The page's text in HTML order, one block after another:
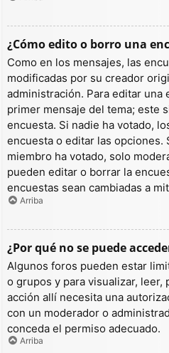
¿Cómo edito o borro una
Como en los mensajes, las
modificadas por su creador
administración. Para editar una
primer mensaje del tema; este
encuesta. Si nadie ha votado,
encuesta o editar las opciones.
miembro ha votado, solo
pueden editar o borrar la
encuestas sean cambiadas a
Arriba
¿Por qué no se puede
Algunos foros pueden estar
o grupos y para visualizar, leer,
acción allí necesita una
con un moderador o
conceda el permiso adecuado.
Arriba